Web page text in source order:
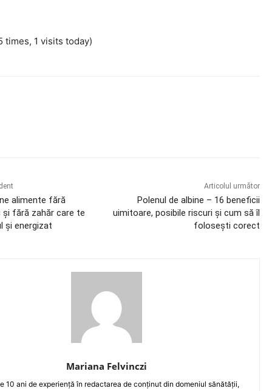
times, 1 visits today)
alimente fără
și fără zahăr care te
și energizat
Articolul următor
Polenul de albine – 16 beneficii
uimitoare, posibile riscuri și cum să îl
folosești corect
Mariana Felvinczi
10 ani de experiență în redactarea de conținut din domeniul sănătății,